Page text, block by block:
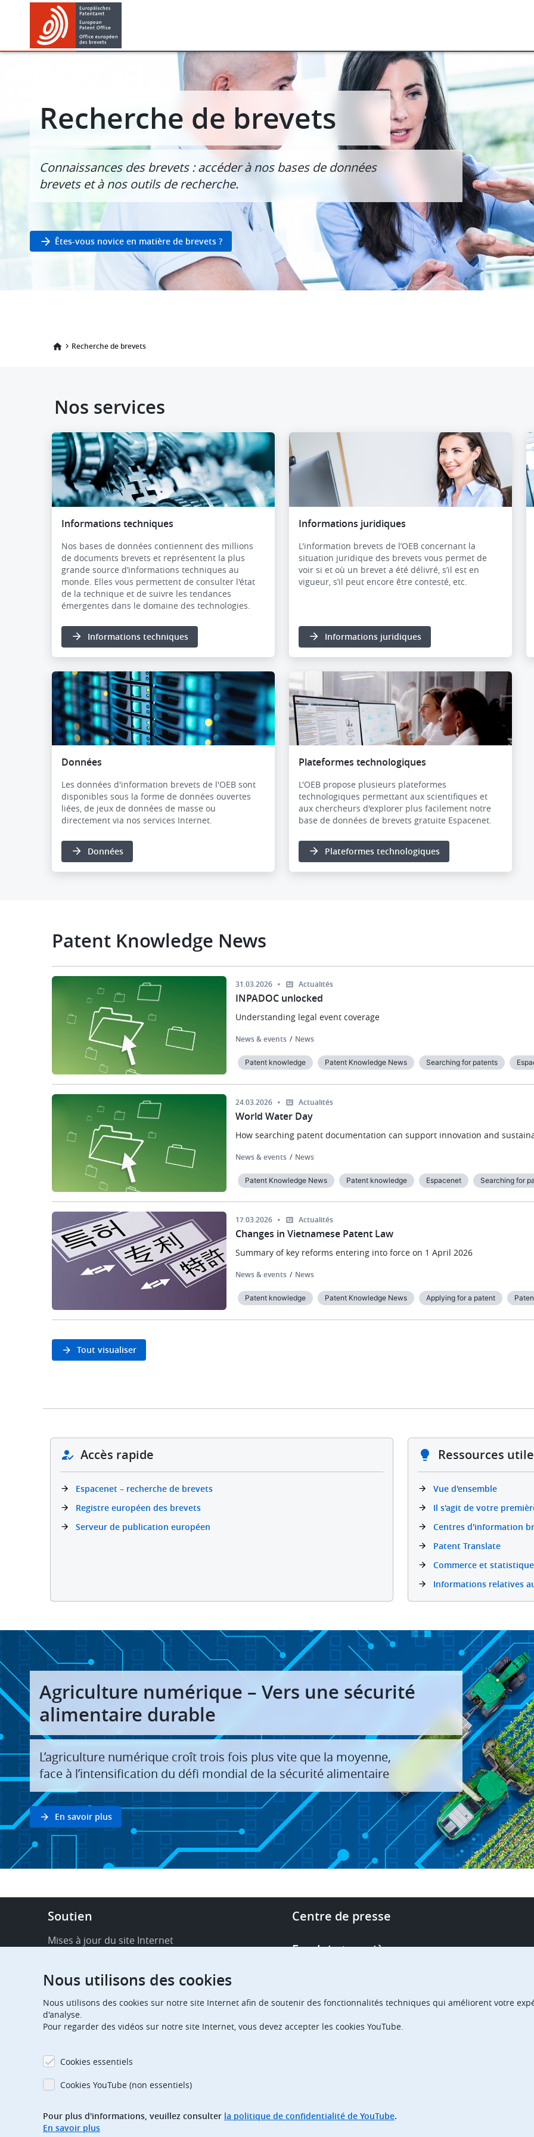
content
Recherche de brevets
Connaissances des brevets : accéder à nos bases de données
brevets et à nos outils de recherche.
Êtes-vous novice en matière de brevets ?
Recherche de brevets
Nos services
Informations techniques
Nos bases de données contiennent des millions
de documents brevets et représentent la plus
grande source d’informations techniques au
monde. Elles vous permettent de consulter l'état
de la technique et de suivre les tendances
émergentes dans le domaine des technologies.
Informations techniques
Informations juridiques
L'information brevets de l’OEB concernant la
situation juridique des brevets vous permet de
voir si et où un brevet a été délivré, s’il est en
vigueur, s’il peut encore être contesté, etc.
Informations juridiques
Données
Les données d'information brevets de l'OEB sont
disponibles sous la forme de données ouvertes
liées, de jeux de données de masse ou
directement via nos services Internet.
Données
Plateformes technologiques
L'OEB propose plusieurs plateformes
technologiques permettant aux scientifiques et
aux chercheurs d'explorer plus facilement notre
base de données de brevets gratuite Espacenet.
Plateformes technologiques
Patent Knowledge News
Image 31.03.2026 Actualités
INPADOC unlocked
Understanding legal event coverage
News & events News
Patent knowledge Patent Knowledge News Searching for patents
Image 24.03.2026 Actualités
World Water Day
How searching patent documentation can support innovation and
News & events News
Patent Knowledge News Patent knowledge Espacenet Searching for
17.03.2026 Actualités
Changes in Vietnamese Patent Law
Summary of key reforms entering into force on 1 April 2026
News & events News
Patent knowledge Patent Knowledge News Applying for a patent
Tout visualiser
Accès rapide
Espacenet – recherche de brevets
Registre européen des brevets
Serveur de publication européen
Ressources
Vue d'ensemble
Il s'agit de votre
Centres d'information
Patent Translate
Commerce et
Informations relatives
Agriculture numérique – Vers une sécurité
alimentaire durable
L’agriculture numérique croît trois fois plus vite que la moyenne,
face à l’intensification du défi mondial de la sécurité alimentaire
En savoir plus
Footer
Service
Soutien
Mises à jour du site Internet
FAQ
Publications
Notifications relatives aux procédures
Contact
Centre d'abonnement
Glossaire
Footer
Centre de presse
Emploi et carrière
Nous utilisons des cookies
Nous utilisons des cookies sur notre site Internet afin de soutenir des fonctionnalités techniques qui améliorent votre
d'analyse.
Pour regarder des vidéos sur notre site Internet, vous devez accepter les cookies YouTube.
Cookies essentiels
Cookies YouTube (non essentiels)
Pour plus d'informations, veuillez consulter la politique de confidentialité de YouTube.
En savoir plus